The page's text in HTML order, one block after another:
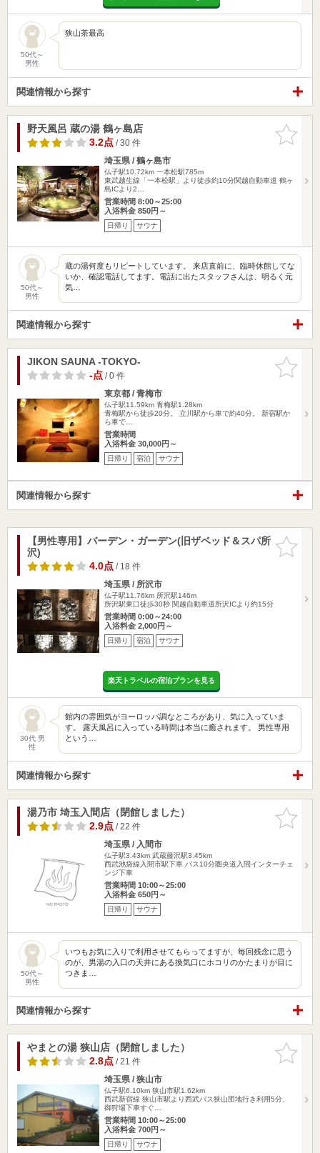
50代～
男性
狭山茶最高
関連情報から探す
お気に入
りに追加
野天風呂 蔵の湯 鶴ヶ島店
3.2点/ 30 件
埼玉県 / 鶴ヶ島市
仏子駅10.72km 一本松駅785m
東武越生線「一本松駅」より徒歩約10分関越自動車道 鶴ヶ
島ICより2…
営業時間 8:00～25:00
入浴料金 850円～
日帰り サウナ
50代～
男性
蔵の湯何度もリピートしています。 来店直前に、臨時休館してな
いか、確認電話してます。電話に出たスタッフさんは、明るく元
気…
関連情報から探す
お気に入
りに追加
JIKON SAUNA -TOKYO-
-点/ 0 件
東京都 / 青梅市
仏子駅11.59km 青梅駅1.28km
青梅駅から徒歩20分。 立川駅から車で約40分。 新宿駅か
ら車で…
営業時間
入浴料金 30,000円～
日帰り 宿泊 サウナ
関連情報から探す
お気に入
りに追加
【男性専用】バーデン・ガーデン(旧ザベッド＆スパ所
沢)
4.0点/ 18 件
埼玉県 / 所沢市
仏子駅11.76km 所沢駅146m
所沢駅東口徒歩30秒 関越自動車道所沢ICより約15分
営業時間 0:00～24:00
入浴料金 2,000円～
日帰り 宿泊 サウナ
楽天トラベルの宿泊プランを見る
30代 男
性
館内の雰囲気がヨーロッパ調なところがあり、気に入っていま
す。 露天風呂に入っている時間は本当に癒されます。 男性専用
という…
関連情報から探す
お気に入
りに追加
湯乃市 埼玉入間店（閉館しました）
2.9点/ 22 件
埼玉県 / 入間市
仏子駅3.43km 武蔵藤沢駅3.45km
西武池袋線入間市駅下車 バス10分圏央道入間インターチェ
ンジ下車
営業時間 10:00～25:00
入浴料金 650円～
日帰り サウナ
50代～
男性
いつもお気に入りで利用させてもらってますが、毎回残念に思う
のが、男湯の入口の天井にある換気口にホコリのかたまりが目に
つきま…
関連情報から探す
お気に入
りに追加
やまとの湯 狭山店（閉館しました）
2.8点/ 21 件
埼玉県 / 狭山市
仏子駅6.10km 狭山市駅1.62km
西武新宿線 狭山市駅より西武バス狭山団地行き利用5分、
御狩場下車すぐ…
営業時間 10:00～25:00
入浴料金 700円～
日帰り サウナ